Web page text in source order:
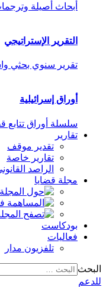
أبحاث أصيلة
التقرير الإستراتيجي
تقرير سنوي بحثي
أوراق إسرائيلية
سلسلة أوراق تتابع
تقارير
تقدير موقف
تقارير خاصة
الراصد
مجلة قضايا
بودكاست
فعاليات
تلفزيون مدار
البحث
للدعم